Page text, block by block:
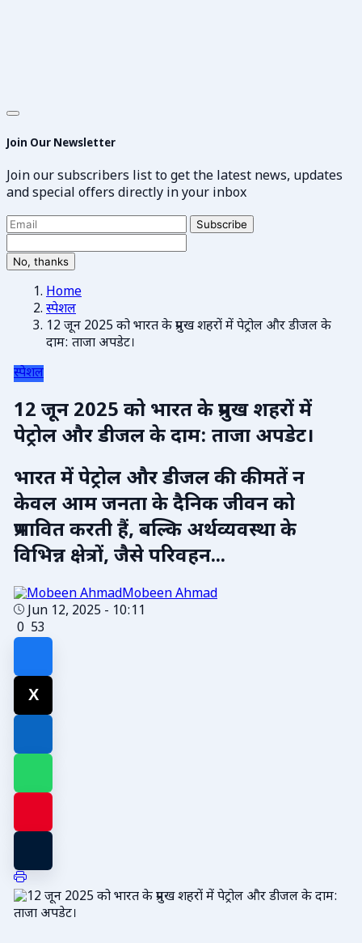
Join Our Newsletter
Join our subscribers list to get the latest news, updates
and special offers directly in your inbox
Subscribe
No, thanks
Home
स्पेशल
12 जून 2025 को भारत के प्रमुख शहरों में पेट्रोल और डीजल के
दाम: ताजा अपडेट।
स्पेशल
12 जून 2025 को भारत के प्रमुख शहरों में
पेट्रोल और डीजल के दाम: ताजा अपडेट।
भारत में पेट्रोल और डीजल की कीमतें न
केवल आम जनता के दैनिक जीवन को
प्रभावित करती हैं, बल्कि अर्थव्यवस्था के
विभिन्न क्षेत्रों, जैसे परिवहन...
Mobeen Ahmad
Jun 12, 2025 - 10:11
0 53